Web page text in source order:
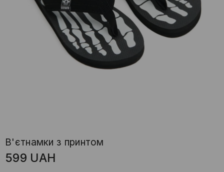
В'єтнамки з принтом
599 UAH